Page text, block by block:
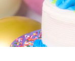
inciter
pas.Cependant,
les
sur l’autonomie